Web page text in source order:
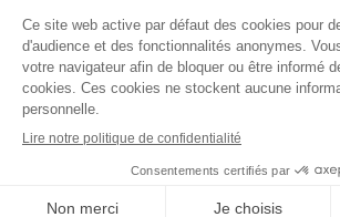
Share This